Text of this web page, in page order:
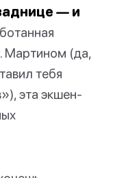
— и
Мартином (да,
тебя
эта экшен-